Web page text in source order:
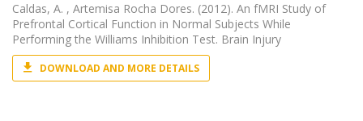
Caldas, A. , Artemisa Rocha Dores. (2012). An fMRI Study of
Prefrontal Cortical Function in Normal Subjects While
Performing the Williams Inhibition Test. Brain Injury
DOWNLOAD AND MORE DETAILS